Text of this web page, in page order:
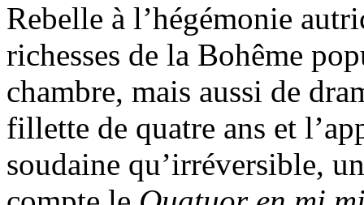
Rebelle à l’hégémonie
richesses de la Bohême
chambre, mais aussi de
fillette de quatre ans et
soudaine qu’irréversible,